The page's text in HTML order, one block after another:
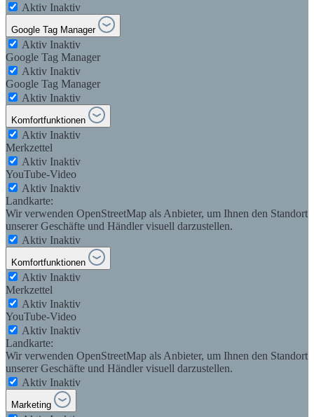
Aktiv Inaktiv
Google Tag Manager
Aktiv Inaktiv
Google Tag Manager
Aktiv Inaktiv
Google Tag Manager
Aktiv Inaktiv
Komfortfunktionen
Aktiv Inaktiv
Merkzettel
Aktiv Inaktiv
YouTube-Video
Aktiv Inaktiv
Landkarte:
Wir verwenden OpenStreetMap als Anbieter, um Ihnen den Standort
unserer Geschäfte und Händler visuell darzustellen.
Aktiv Inaktiv
Komfortfunktionen
Aktiv Inaktiv
Merkzettel
Aktiv Inaktiv
YouTube-Video
Aktiv Inaktiv
Landkarte:
Wir verwenden OpenStreetMap als Anbieter, um Ihnen den Standort
unserer Geschäfte und Händler visuell darzustellen.
Aktiv Inaktiv
Marketing